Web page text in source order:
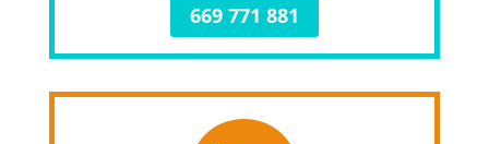
669 771 881